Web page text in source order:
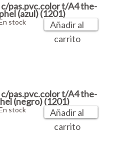
pas.pvc.color t/A4 the-
phel (azul) (1201)
stock
Añadir al
carrito
pas.pvc.color t/A4 the-
(negro) (1201)
stock
Añadir al
carrito